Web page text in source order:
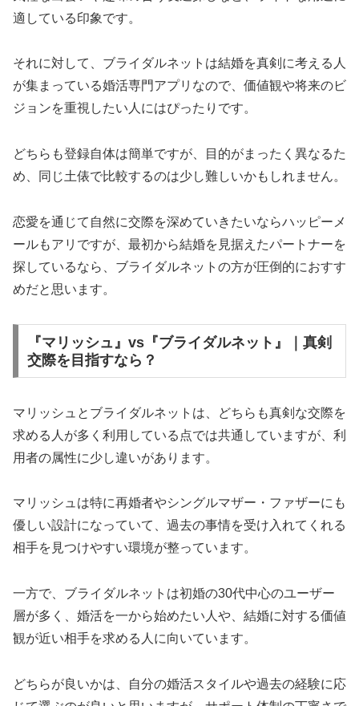
適している印象です。
それに対して、ブライダルネットは結婚を真剣に考える人
が集まっている婚活専門アプリなので、価値観や将来のビ
ジョンを重視したい人にはぴったりです。
どちらも登録自体は簡単ですが、目的がまったく異なるた
め、同じ土俵で比較するのは少し難しいかもしれません。
恋愛を通じて自然に交際を深めていきたいならハッピーメ
ールもアリですが、最初から結婚を見据えたパートナーを
探しているなら、ブライダルネットの方が圧倒的におすす
めだと思います。
『マリッシュ』vs『ブライダルネット』｜真剣
交際を目指すなら？
マリッシュとブライダルネットは、どちらも真剣な交際を
求める人が多く利用している点では共通していますが、利
用者の属性に少し違いがあります。
マリッシュは特に再婚者やシングルマザー・ファザーにも
優しい設計になっていて、過去の事情を受け入れてくれる
相手を見つけやすい環境が整っています。
一方で、ブライダルネットは初婚の30代中心のユーザー
層が多く、婚活を一から始めたい人や、結婚に対する価値
観が近い相手を求める人に向いています。
どちらが良いかは、自分の婚活スタイルや過去の経験に応